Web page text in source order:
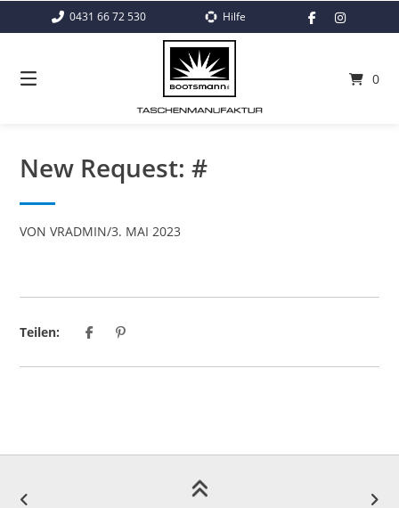
0431 66 72 530 Hilfe
0
New Request: #
VONVRADMIN/3. MAI 2023
Teilen: